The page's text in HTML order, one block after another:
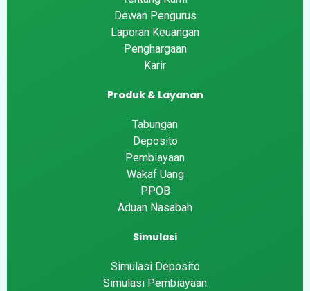
Dewan Pengurus
Laporan Keuangan
Penghargaan
Karir
Produk & Layanan
Tabungan
Deposito
Pembiayaan
Wakaf Uang
PPOB
Aduan Nasabah
Simulasi
Simulasi Deposito
Simulasi Pembiayaan